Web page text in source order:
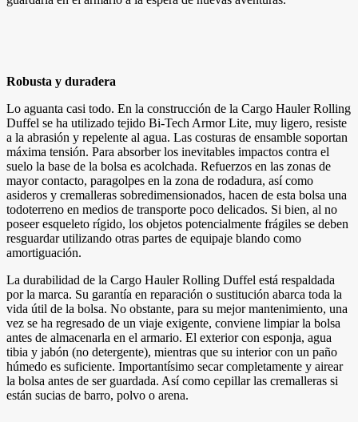
Robusta y duradera
Lo aguanta casi todo. En la construcción de la Cargo Hauler Rolling
Duffel se ha utilizado tejido Bi-Tech Armor Lite, muy ligero, resiste
a la abrasión y repelente al agua. Las costuras de ensamble soportan
máxima tensión. Para absorber los inevitables impactos contra el
suelo la base de la bolsa es acolchada. Refuerzos en las zonas de
mayor contacto, paragolpes en la zona de rodadura, así como
asideros y cremalleras sobredimensionados, hacen de esta bolsa una
todoterreno en medios de transporte poco delicados. Si bien, al no
poseer esqueleto rígido, los objetos potencialmente frágiles se deben
resguardar utilizando otras partes de equipaje blando como
amortiguación.
La durabilidad de la Cargo Hauler Rolling Duffel está respaldada
por la marca. Su garantía en reparación o sustitución abarca toda la
vida útil de la bolsa. No obstante, para su mejor mantenimiento, una
vez se ha regresado de un viaje exigente, conviene limpiar la bolsa
antes de almacenarla en el armario. El exterior con esponja, agua
tibia y jabón (no detergente), mientras que su interior con un paño
húmedo es suficiente. Importantísimo secar completamente y airear
la bolsa antes de ser guardada. Así como cepillar las cremalleras si
están sucias de barro, polvo o arena.